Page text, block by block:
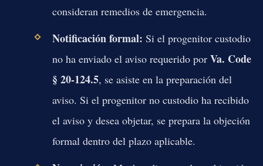
consideran remedios de emergencia.
Notificación formal: Si el progenitor custodio
no ha enviado el aviso requerido por Va. Code
§ 20-124.5, se asiste en la preparación del
aviso. Si el progenitor no custodio ha recibido
el aviso y desea objetar, se prepara la objeción
formal dentro del plazo aplicable.